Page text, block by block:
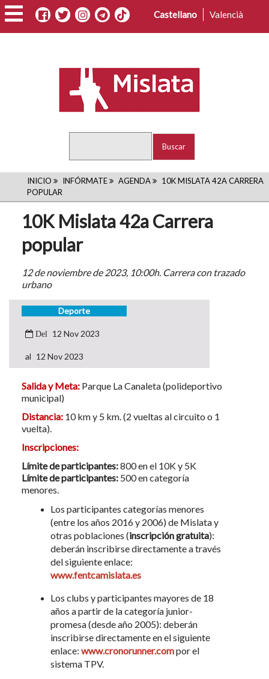
Pasar
al
contenido
Castellano Valencià
RUTA
DE
NAVEGACIÓN
INICIO INFÓRMATE AGENDA
10K MISLATA 42A CARRERA
POPULAR
10K Mislata 42a Carrera
popular
12 de noviembre de 2023, 10:00h. Carrera con trazado
urbano
Deporte
12 Nov 2023
12 Nov 2023
Salida y Meta: Parque La Canaleta (polideportivo
municipal)
Distancia: 10 km y 5 km. (2 vueltas al circuito o 1
vuelta).
Inscripciones:
Límite de participantes:800 en el 10K y 5K
Límite de participantes:500 en categoría
menores.
Los participantes categorías menores
(entre los años 2016 y 2006) de Mislata y
otras poblaciones (inscripción gratuita):
deberán inscribirse directamente a través
del siguiente enlace:
www.fentcamislata.es
Los clubs y participantes mayores de 18
años a partir de la categoría junior-
promesa (desde año 2005): deberán
inscribirse directamente en el siguiente
enlace: www.cronorunner.compor el
sistema TPV.